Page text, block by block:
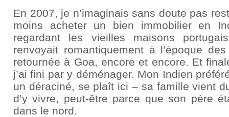
En 2007, je n’imaginais sans doute pas
moins acheter un bien immobilier en
regardant les vieilles maisons
renvoyait romantiquement à l’époque
retournée à Goa, encore et encore. Et
j’ai fini par y déménager. Mon Indien
un déraciné, se plaît ici – sa famille vient
d’y vivre, peut-être parce que son père
dans le nord.